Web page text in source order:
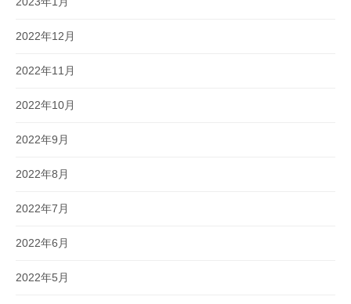
2022年12月
2022年11月
2022年10月
2022年9月
2022年8月
2022年7月
2022年6月
2022年5月